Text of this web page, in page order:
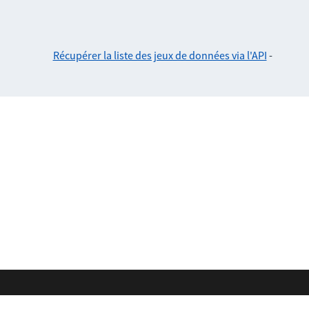
Récupérer la liste des jeux de données via l'API -